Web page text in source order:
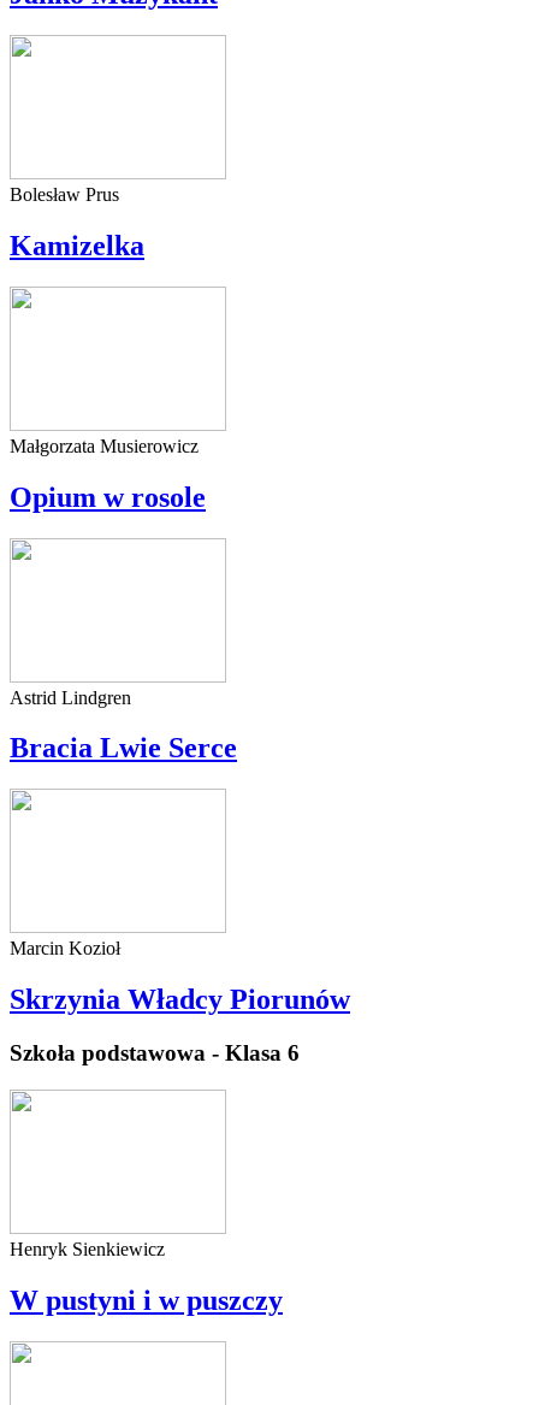
Bolesław Prus
Kamizelka
Małgorzata Musierowicz
Opium w rosole
Astrid Lindgren
Bracia Lwie Serce
Marcin Kozioł
Skrzynia Władcy Piorunów
Szkoła podstawowa - Klasa 6
Henryk Sienkiewicz
W pustyni i w puszczy